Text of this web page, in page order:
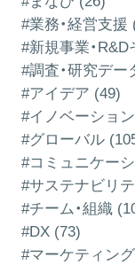
#業務・経営支援
#新規事業・
#調査・研究デー
#アイデア (49)
#イノベーショ
#グローバル
#コミュニケー
#サステナビリ
#チーム・組織
#DX (73)
#マーケティン